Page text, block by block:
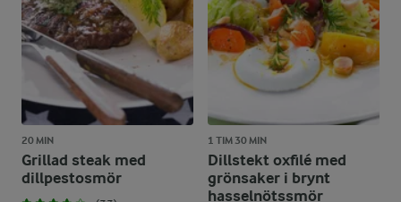
20 MIN
Grillad steak med
dillpestosmör
1 TIM 30 MIN
Dillstekt oxfilé med
grönsaker i brynt
hasselnötssmör